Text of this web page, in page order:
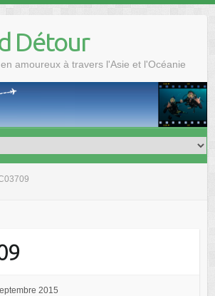
Détour
amoureux à travers l'Asie et l'Océanie
2015